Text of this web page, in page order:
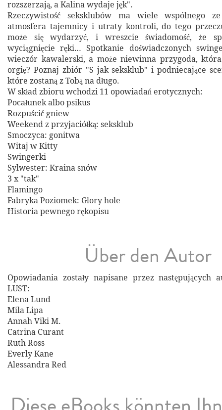
rozszerzają, a Kalina wydaje jęk".
Rzeczywistość seksklubów ma wiele wspólnego
atmosfera tajemnicy i utraty kontroli, do tego
może się wydarzyć, i wreszcie świadomość, że
wyciągnięcie ręki… Spotkanie doświadczonych
wieczór kawalerski, a może niewinna przygoda,
orgię? Poznaj zbiór "S jak seksklub" i podniecające
które zostaną z Tobą na długo.
W skład zbioru wchodzi 11 opowiadań erotycznych:
Pocałunek albo psikus
Rozpuścić gniew
Weekend z przyjaciółką: seksklub
Smoczyca: gonitwa
Witaj w Kitty
Swingerki
Sylwester: Kraina snów
3 x "tak"
Flamingo
Fabryka Poziomek: Glory hole
Historia pewnego rękopisu
Über den Autor
Opowiadania zostały napisane przez
LUST:
Elena Lund
Mila Lipa
Annah Viki M.
Catrina Curant
Ruth Ross
Everly Kane
Alessandra Red